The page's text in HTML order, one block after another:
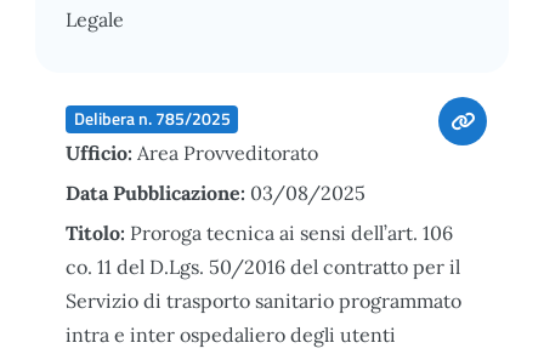
Legale
Delibera n. 785/2025
Ufficio: Area Provveditorato
Data Pubblicazione: 03/08/2025
Titolo: Proroga tecnica ai sensi dell’art. 106
co. 11 del D.Lgs. 50/2016 del contratto per il
Servizio di trasporto sanitario programmato
intra e inter ospedaliero degli utenti